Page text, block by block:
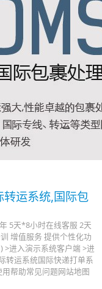
运系统,国际包
5天*8小时在线客服 2天
增值服务 提供个性化功
>进入演示系统客户端 >进
转运系统国际快递打单系
帮助常见问题网站地图